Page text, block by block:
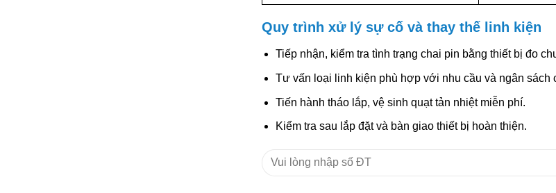
Quy trình xử lý sự cố và thay thế linh kiện
Tiếp nhận, kiểm tra tình trạng chai pin bằng thiết bị đo
Tư vấn loại linh kiện phù hợp với nhu cầu và ngân sách
Tiến hành tháo lắp, vệ sinh quạt tản nhiệt miễn phí.
Kiểm tra sau lắp đặt và bàn giao thiết bị hoàn thiện.